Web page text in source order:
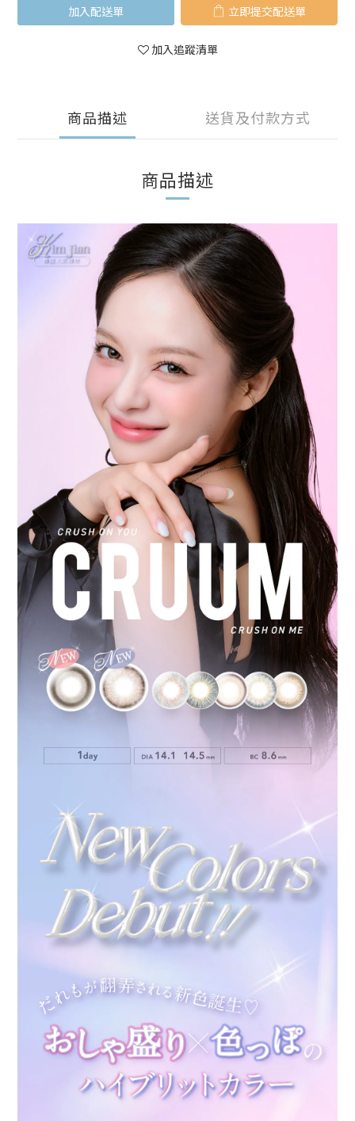
加入購物車 立即購買
加入追蹤清單
商品描述 送貨及付款方式
商品描述